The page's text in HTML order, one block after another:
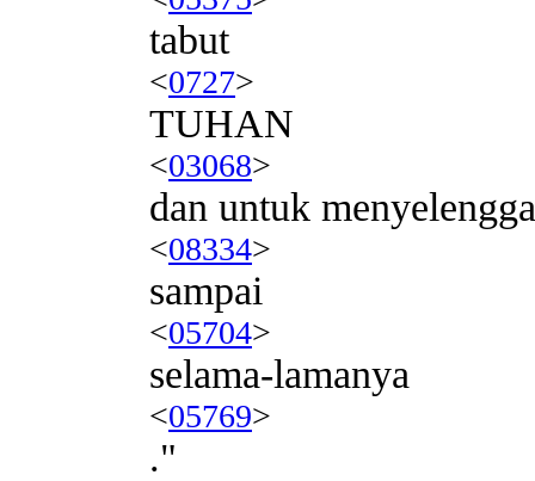
tabut
<0727>
TUHAN
<03068>
dan untuk
<08334>
sampai
<05704>
selama-lamanya
<05769>
."